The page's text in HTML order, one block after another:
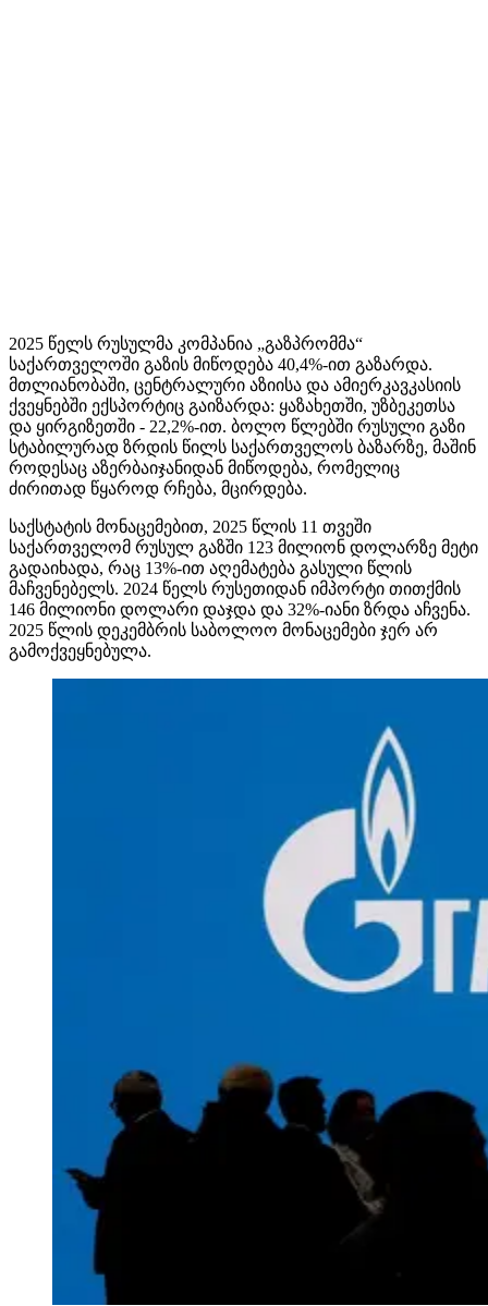
2025 წელს რუსულმა კომპანია „გაზპრომმა“
საქართველოში გაზის მიწოდება 40,4%-ით გაზარდა.
მთლიანობაში, ცენტრალური აზიისა და ამიერკავკასიის
ქვეყნებში ექსპორტიც გაიზარდა: ყაზახეთში, უზბეკეთსა
და ყირგიზეთში - 22,2%-ით. ბოლო წლებში რუსული გაზი
სტაბილურად ზრდის წილს საქართველოს ბაზარზე, მაშინ
როდესაც აზერბაიჯანიდან მიწოდება, რომელიც
ძირითად წყაროდ რჩება, მცირდება.
საქსტატის მონაცემებით, 2025 წლის 11 თვეში
საქართველომ რუსულ გაზში 123 მილიონ დოლარზე მეტი
გადაიხადა, რაც 13%-ით აღემატება გასული წლის
მაჩვენებელს. 2024 წელს რუსეთიდან იმპორტი თითქმის
146 მილიონი დოლარი დაჯდა და 32%-იანი ზრდა აჩვენა.
2025 წლის დეკემბრის საბოლოო მონაცემები ჯერ არ
გამოქვეყნებულა.